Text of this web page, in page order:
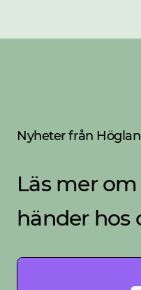
Nyheter från
Läs mer
händer hos